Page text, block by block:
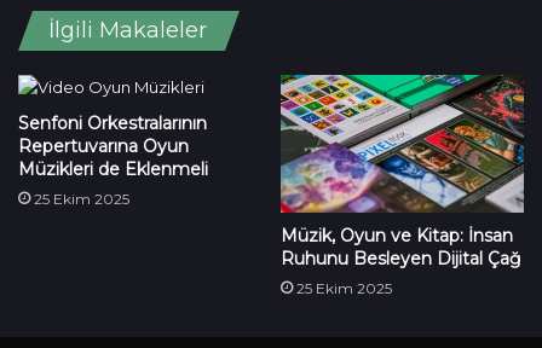
İlgili Makaleler
Senfoni Orkestralarının
Repertuvarına Oyun
Müzikleri de Eklenmeli
25 Ekim 2025
Müzik, Oyun ve Kitap: İnsan
Ruhunu Besleyen Dijital Çağ
25 Ekim 2025